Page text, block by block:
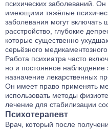
психических заболеваний.
имеющими тяжёлые
заболевания могут
расстройство, глубокие
которые существенно
серьёзного
Работа психиатра часто
но и постоянное наблюдение
назначение лекарственных
Он имеет право применять
использовать методы
лечение для стабилизации
Психотерапевт
Врач, который после